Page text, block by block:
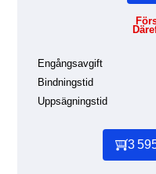
Engångsavgift
Bindningstid
Uppsägningstid
3